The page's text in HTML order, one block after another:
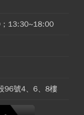
13:30~18:00
96號4、6、8樓